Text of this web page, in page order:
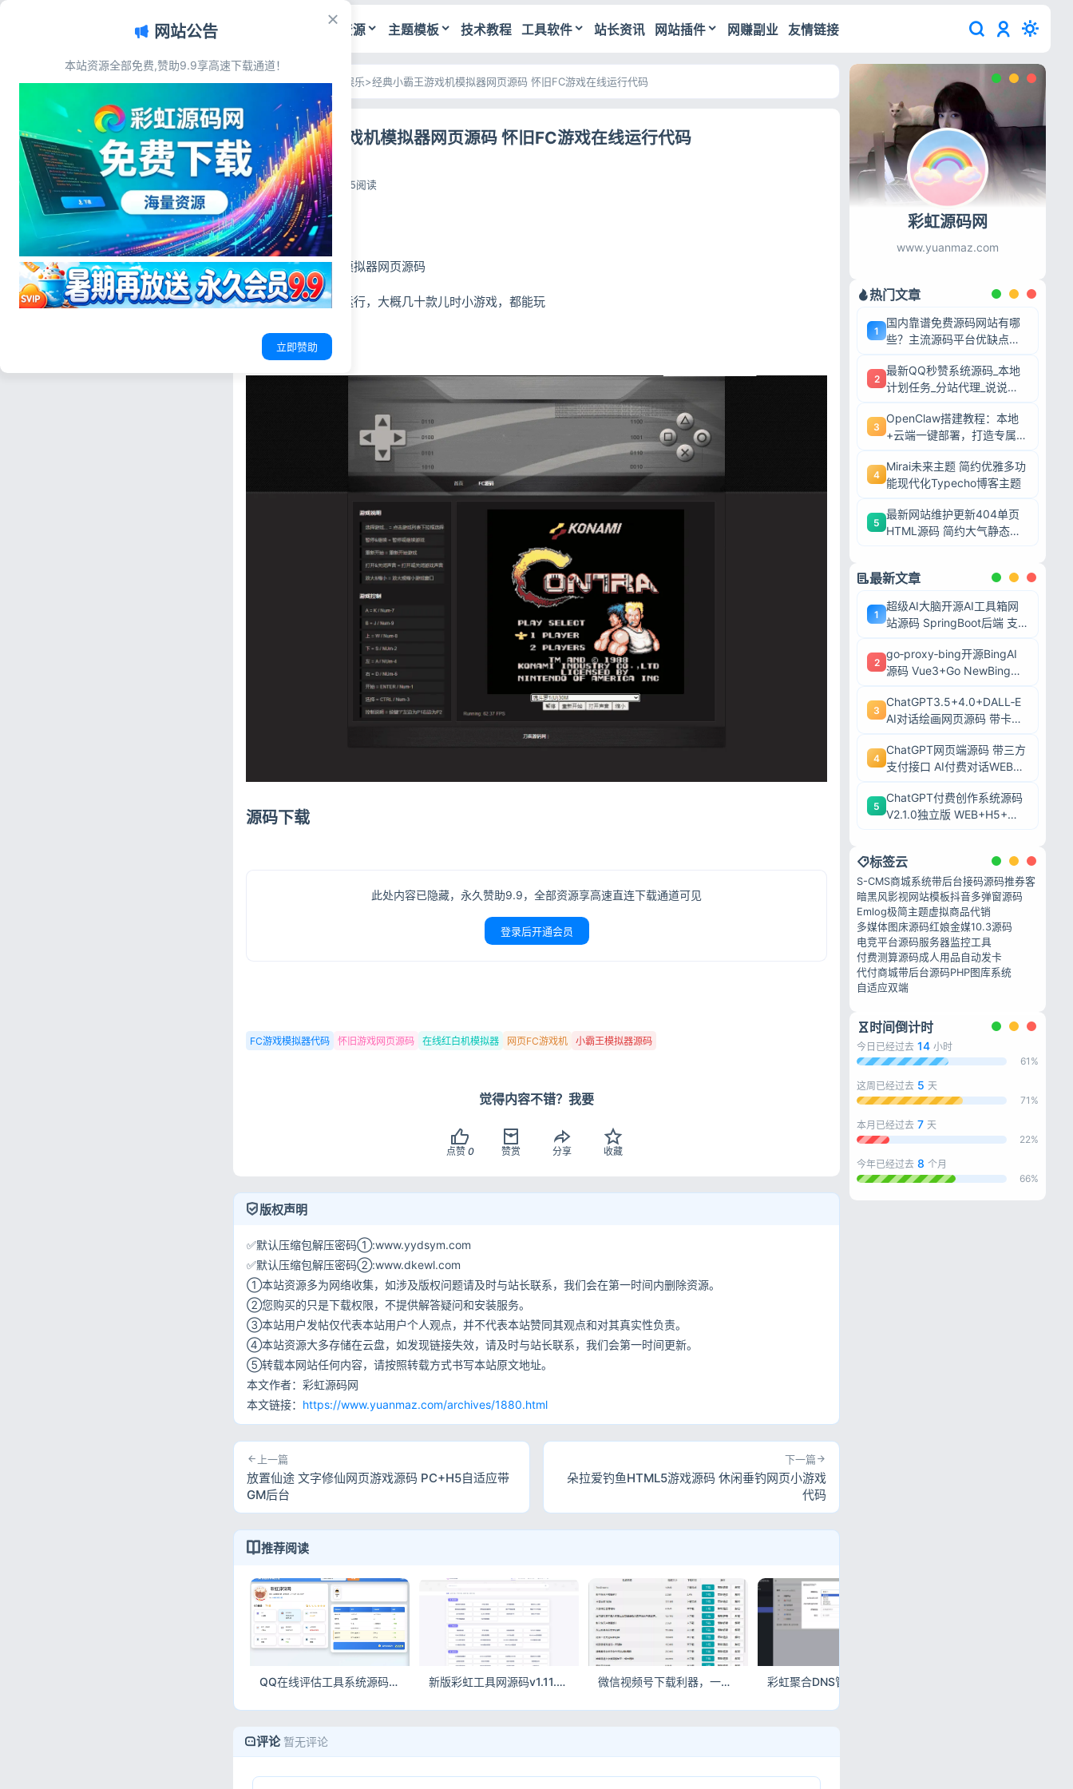
源码资源 主题模板 技术教程 工具软件 站长资讯 网站插件 网赚副业 友情链接
首页>源码资源>游戏娱乐>经典小霸王游戏机模拟器网页源码 怀旧FC游戏在线运行代码
经典小霸王游戏机模拟器网页源码 怀旧FC游戏在线运行代码
彩虹源码网
2026-06-14 15阅读
源码简介
经典小霸王游戏机模拟器网页源码
上传到服务器即可运行，大概几十款儿时小游戏，都能玩
源码展示
源码下载
此处内容已隐藏，永久赞助9.9，全部资源享高速直连下载通道可见
登录后开通会员
FC游戏模拟器代码 怀旧游戏网页源码 在线红白机模拟器 网页FC游戏机 小霸王模拟器源码
觉得内容不错？我要
点赞 0 赞赏 分享 收藏
版权声明
✅默认压缩包解压密码①:www.yydsym.com
✅默认压缩包解压密码②:www.dkewl.com
①本站资源多为网络收集，如涉及版权问题请及时与站长联系，我们会在第一时间内删除资源。
②您购买的只是下载权限，不提供解答疑问和安装服务。
③本站用户发帖仅代表本站用户个人观点，并不代表本站赞同其观点和对其真实性负责。
④本站资源大多存储在云盘，如发现链接失效，请及时与站长联系，我们会第一时间更新。
⑤转载本网站任何内容，请按照转载方式书写本站原文地址。
本文作者：彩虹源码网
本文链接： https://www.yuanmaz.com/archives/1880.html
上一篇
放置仙途 文字修仙网页游戏源码 PC+H5自适应带
GM后台
下一篇
朵拉爱钓鱼HTML5游戏源码 休闲垂钓网页小游戏
代码
推荐阅读
QQ在线评估工具系统源码_带接口可直接运营 新版彩虹工具网源码v1.11.0更新｜多功能在线工具箱全新升级 微信视频号下载利器，一键下载短视频/直播/回放
评论 暂无评论
彩虹源码网
www.yuanmaz.com
热门文章
1
国内靠谱免费源码网站有哪
些？主流源码平台优缺点深
2
最新QQ秒赞系统源码_本地
计划任务_分站代理_说说赞
3
OpenClaw搭建教程：本地
+云端一键部署，打造专属AI
4
Mirai未来主题 简约优雅多功
能现代化Typecho博客主题
5
最新网站维护更新404单页
HTML源码 简约大气静态模
最新文章
1
超级AI大脑开源AI工具箱网
站源码 SpringBoot后端 支
2
go‑proxy‑bing开源BingAI
源码 Vue3+Go NewBing网
3
ChatGPT3.5+4.0+DALL‑E
AI对话绘画网页源码 带卡密
4
ChatGPT网页端源码 带三方
支付接口 AI付费对话WEB系
5
ChatGPT付费创作系统源码
V2.1.0独立版 WEB+H5+微
标签云
S-CMS商城系统带后台接码源码推券客
暗黑风影视网站模板抖音多弹窗源码
Emlog极简主题虚拟商品代销
多媒体图床源码红娘金媒10.3源码
电竞平台源码服务器监控工具
付费测算源码成人用品自动发卡
代付商城带后台源码PHP图库系统
自适应双端
时间倒计时
今日已经过去 14 小时
61%
这周已经过去 5 天
71%
本月已经过去 7 天
22%
今年已经过去 8 个月
66%
文章目录
源码简介
源码展示
源码下载
网站公告
本站资源全部免费,赞助9.9享高速下载通道！
立即赞助
登录